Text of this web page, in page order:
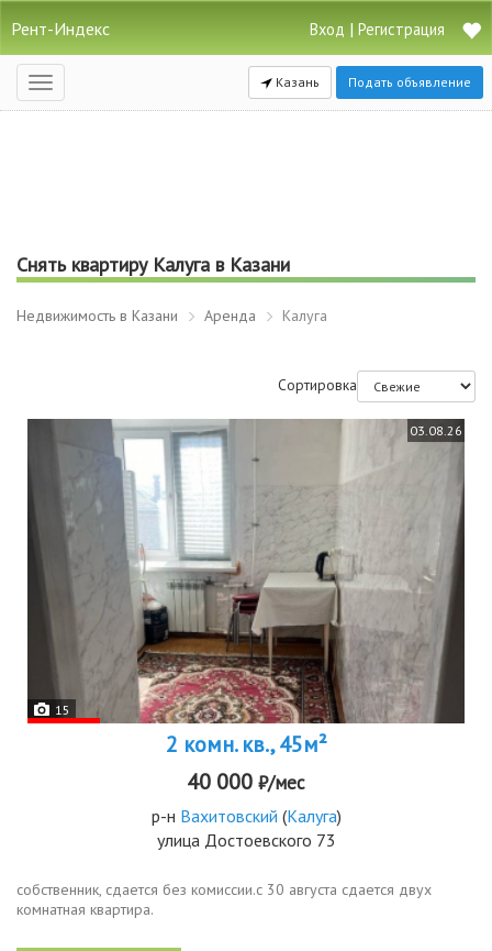
Рент-Индекс Вход | Регистрация
Открыть
навигацию
Казань Подать объявление
Снять квартиру Калуга в Казани
Недвижимость в Казани Аренда Калуга
Сортировка
03.08.26
15
2 комн. кв., 45м²
40 000 ₽/мес
р-н Вахитовский (Калуга)
улица Достоевского 73
собственник, сдается без комиссии.с 30 августа сдается двух
комнатная квартира.